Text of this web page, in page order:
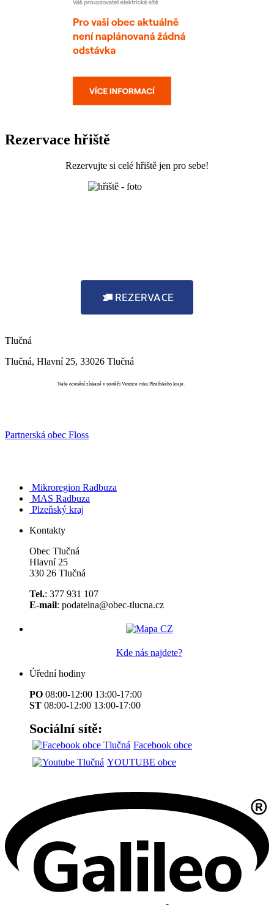
Rezervace hřiště
Rezervujte si celé hřiště jen pro sebe!
REZERVACE
Tlučná
Tlučná, Hlavní 25, 33026 Tlučná
Naše ocenění získané v soutěži Vesnice roku Plzeňského kraje.
Partnerská obec Floss
Mikroregion Radbuza
MAS Radbuza
Plzeňský kraj
Kontakty
Obec Tlučná
Hlavní 25
330 26 Tlučná
Tel.: 377 931 107
E-mail: podatelna@obec-tlucna.cz
Kde nás najdete?
Úřední hodiny
PO 08:00-12:00 13:00-17:00
ST 08:00-12:00 13:00-17:00
Sociální sítě:
Facebook obce
YOUTUBE obce